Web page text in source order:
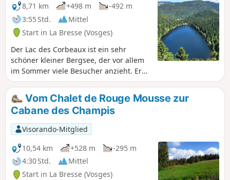
8,71 km
+498 m
-492 m
3:55 Std.
Mittel
Start in La Bresse (Vosges)
Der Lac des Corbeaux ist ein sehr
schöner kleiner Bergsee, der vor allem
im Sommer viele Besucher anzieht. Er
lässt sich sehr leicht mit der ganzen
Familie in idyllischer Umgebung
umrunden. Am Ausgangspunkt bietet
der Campingplatz Haut des Bluches
auch wunderschöne Baumhäuser zur
Miete an. Eine riesige Seilrutsche
verläuft direkt über unseren Köpfen.
Kurz gesagt, das sollten Sie sich nicht
entgehen lassen.
Vom Chalet de Rouge Mousse zur
Cabane des Champis
Visorando-Mitglied
10,54 km
+528 m
-295 m
4:30 Std.
Mittel
Start in La Bresse (Vosges)